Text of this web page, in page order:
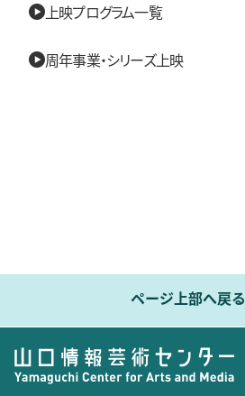
上映プログラム一覧
周年事業・シリーズ上映
ページ上部へ戻る